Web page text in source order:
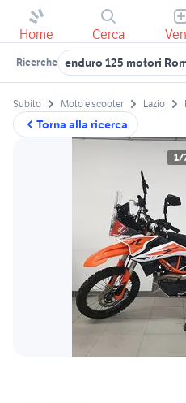
Home Cerca
Ricerche enduro 125 motori
Torna alla ricerca
Subito Moto e scooter Lazio
1/